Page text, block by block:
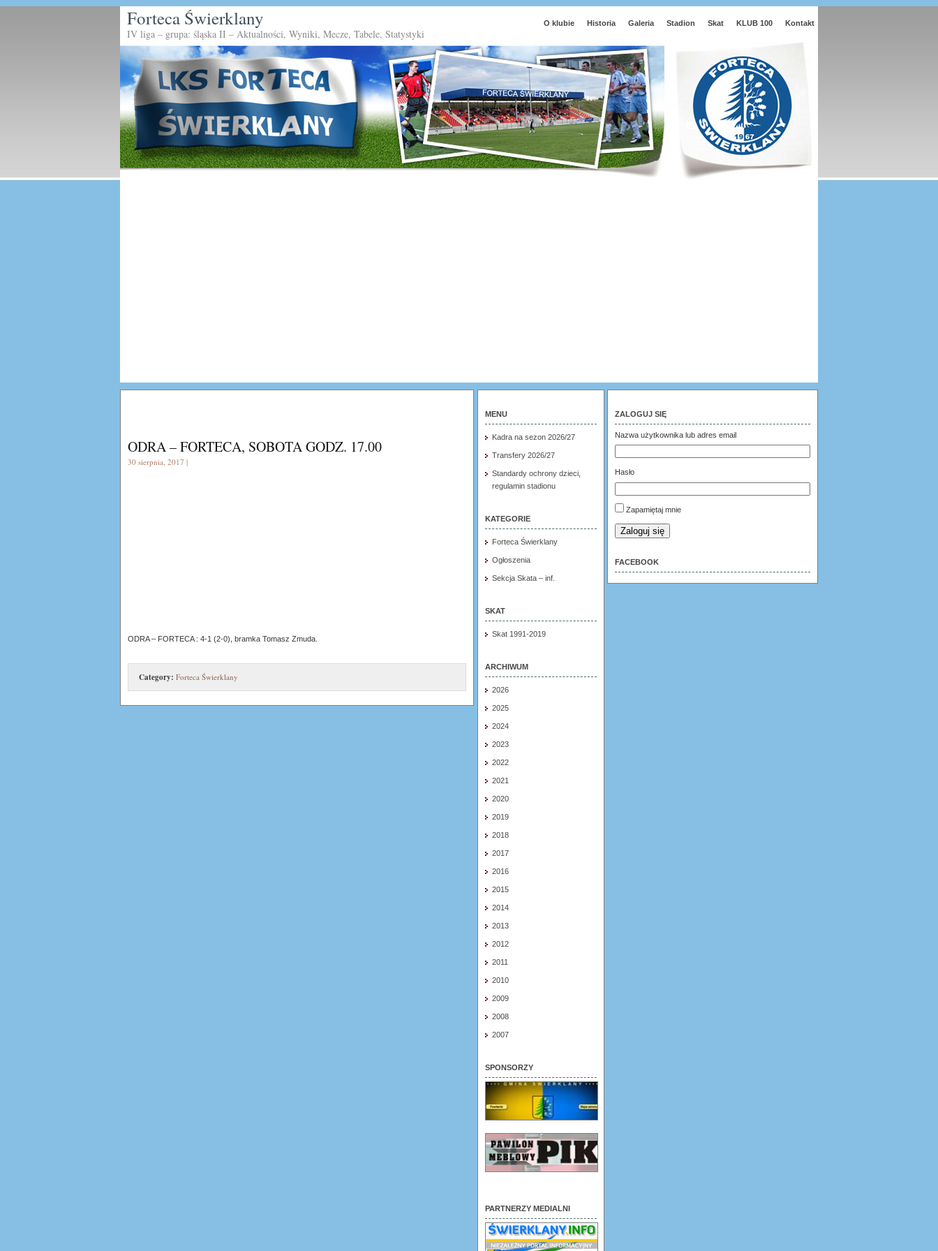
O klubie Historia Galeria Stadion Skat KLUB 100 Kontakt
Forteca Świerklany
IV liga – grupa: śląska II – Aktualności, Wyniki, Mecze, Tabele, Statystyki
ODRA – FORTECA, SOBOTA GODZ. 17.00
30 sierpnia, 2017 |
ODRA – FORTECA : 4-1 (2-0), bramka Tomasz Zmuda.
Category: Forteca Świerklany
MENU
Kadra na sezon 2026/27
Transfery 2026/27
Standardy ochrony dzieci,
regulamin stadionu
KATEGORIE
Forteca Świerklany
Ogłoszenia
Sekcja Skata – inf.
SKAT
Skat 1991-2019
ARCHIWUM
2026
2025
2024
2023
2022
2021
2020
2019
2018
2017
2016
2015
2014
2013
2012
2011
2010
2009
2008
2007
SPONSORZY
PARTNERZY MEDIALNI
ZALOGUJ SIĘ
Nazwa użytkownika lub adres email
Hasło
Zapamiętaj mnie
Zaloguj się
FACEBOOK